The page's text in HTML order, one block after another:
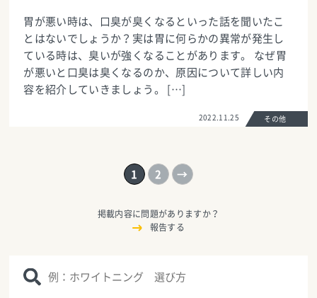
胃が悪い時は、口臭が臭くなるといった話を聞いたこ
とはないでしょうか？実は胃に何らかの異常が発生し
ている時は、臭いが強くなることがあります。 なぜ胃
が悪いと口臭は臭くなるのか、原因について詳しい内
容を紹介していきましょう。 […]
2022.11.25 その他
1 2 →
掲載内容に問題がありますか？
報告する